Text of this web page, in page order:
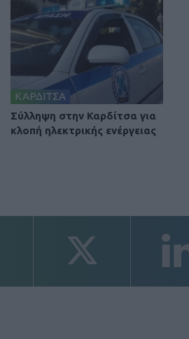
ΚΑΡΔΙΤΣΑ
Σύλληψη στην Καρδίτσα για
κλοπή ηλεκτρικής ενέργειας